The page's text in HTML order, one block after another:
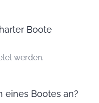
Boote
werden.
eines Bootes an?